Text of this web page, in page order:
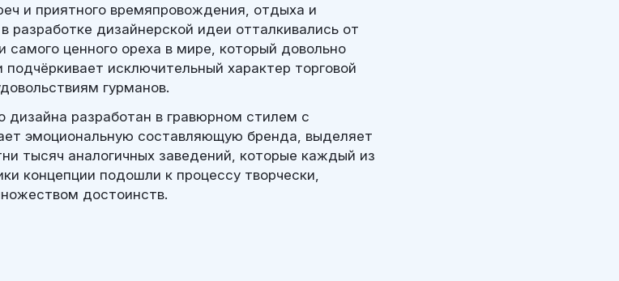
и приятного времяпровождения, отдыха и
дизайнерской идеи отталкивались от
самого ценного ореха в мире, который довольно
подчёркивает исключительный характер торговой
гурманов.
разработан в гравюрном стилем с
эмоциональную составляющую бренда, выделяет
тысяч аналогичных заведений, которые каждый из
концепции подошли к процессу творчески,
достоинств.